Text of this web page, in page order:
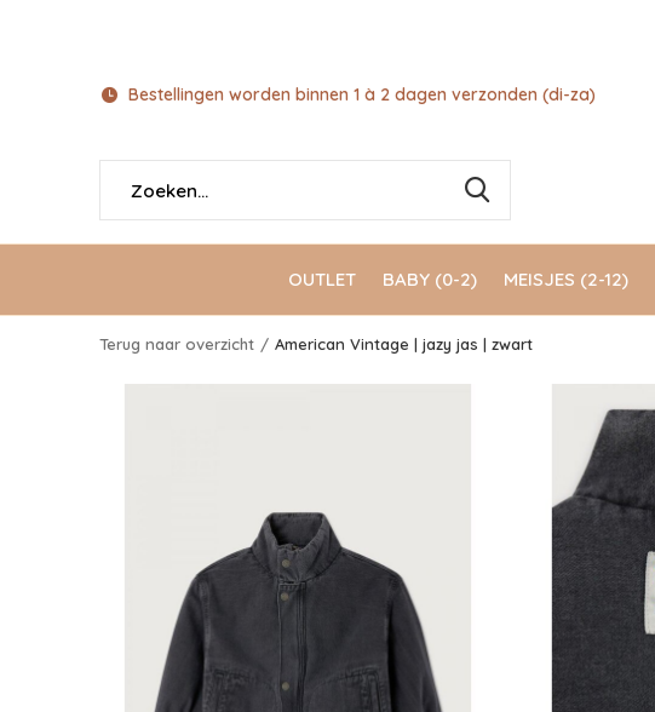
OUTLET BABY (0-2) MEISJES (2-12)
Bestellingen worden binnen 1 à 2 dagen verzonden (di-za)
Terug naar overzicht American Vintage | jazy jas | zwart